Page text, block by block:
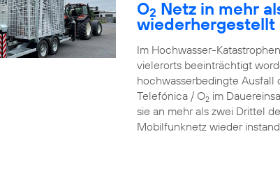
O2 Netz in mehr
wiederhergestellt
Im Hochwasser-
vielerorts beeinträchtigt
hochwasserbedingte Ausfall
Telefónica / O2 im
sie an mehr als zwei Drittel
Mobilfunknetz wieder